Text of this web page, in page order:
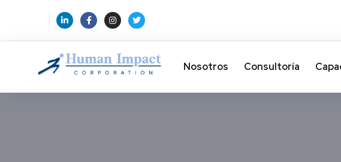
Nosotros Consultoría